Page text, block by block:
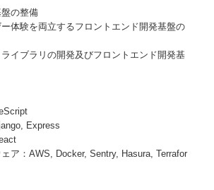
の整備
ー体験を両立するフロントエンド開発基盤の
ライブラリの開発及びフロントエンド開発基
Express
ア：AWS, Docker, Sentry, Hasura, Terrafor